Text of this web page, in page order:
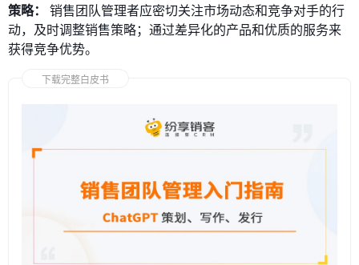
策略：
销售团队管理者应密切关注市场动态和竞争对手的行
动，及时调整销售策略；通过差异化的产品和优质的服务来
获得竞争优势。
下载完整白皮书